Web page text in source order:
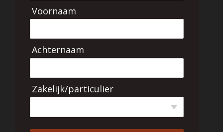
Voornaam
Achternaam
Zakelijk/particulier